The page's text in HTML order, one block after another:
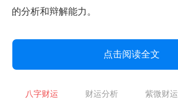
的分析和辩解能力。
点击阅读全文
八字财运 财运分析 紫微财运